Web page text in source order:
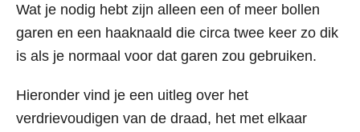
Wat je nodig hebt zijn alleen een of meer bollen
garen en een haaknaald die circa twee keer zo dik
is als je normaal voor dat garen zou gebruiken.
Hieronder vind je een uitleg over het
verdrievoudigen van de draad, het met elkaar